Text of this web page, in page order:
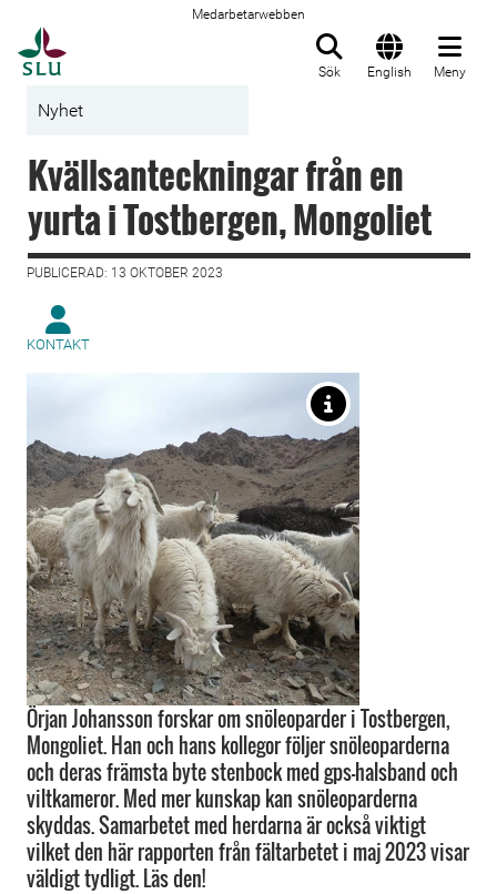
Medarbetarwebben
Sök English Meny
Nyhet
Kvällsanteckningar från en
yurta i Tostbergen, Mongoliet
PUBLICERAD: 13 OKTOBER 2023
KONTAKT
Örjan Johansson forskar om snöleoparder i Tostbergen,
Mongoliet. Han och hans kollegor följer snöleoparderna
och deras främsta byte stenbock med gps-halsband och
viltkameror. Med mer kunskap kan snöleoparderna
skyddas. Samarbetet med herdarna är också viktigt
vilket den här rapporten från fältarbetet i maj 2023 visar
väldigt tydligt. Läs den!